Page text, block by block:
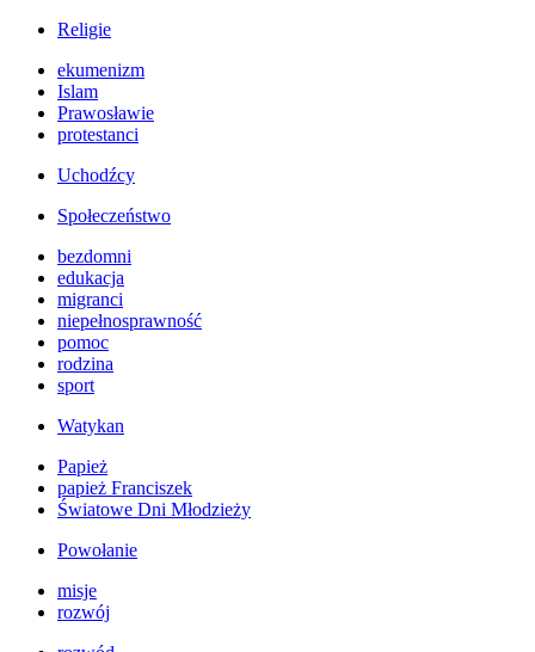
Religie
ekumenizm
Islam
Prawosławie
protestanci
Uchodźcy
Społeczeństwo
bezdomni
edukacja
migranci
niepełnosprawność
pomoc
rodzina
sport
Watykan
Papież
papież Franciszek
Światowe Dni Młodzieży
Powołanie
misje
rozwój